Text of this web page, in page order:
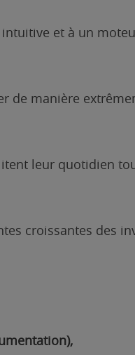
et à un
de manière
leur quotidien
croissantes des